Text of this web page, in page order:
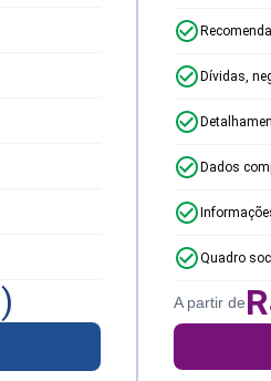
)
Dívidas,
Dados
Quadro
A partir de